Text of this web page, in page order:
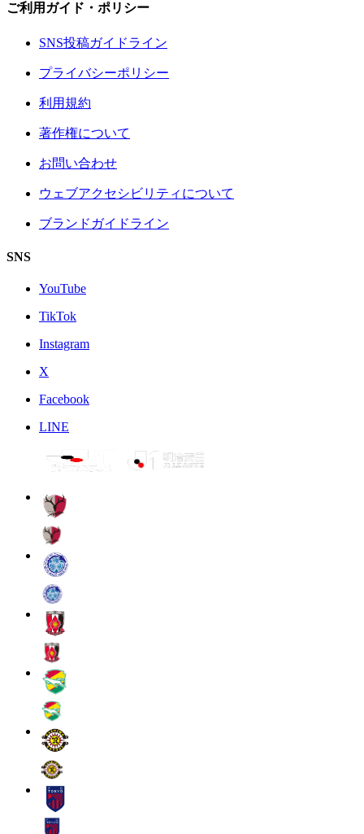
ご利用ガイド・ポリシー
SNS投稿ガイドライン
プライバシーポリシー
利用規約
著作権について
お問い合わせ
ウェブアクセシビリティについて
ブランドガイドライン
SNS
YouTube
TikTok
Instagram
X
Facebook
LINE